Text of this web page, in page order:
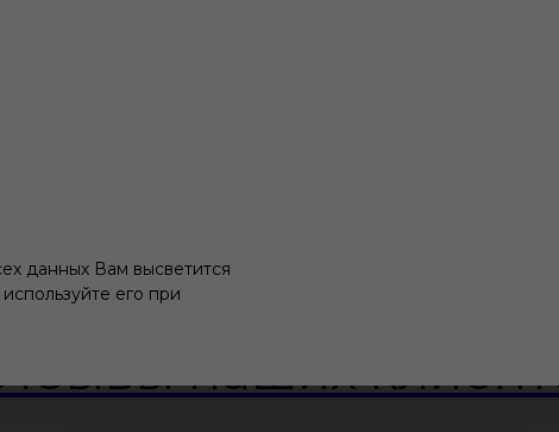
данных Вам высветится
его при
наших